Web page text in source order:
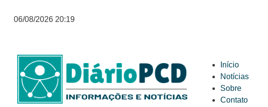
06/08/2026 20:19
Início
Notícias
Sobre
Contato